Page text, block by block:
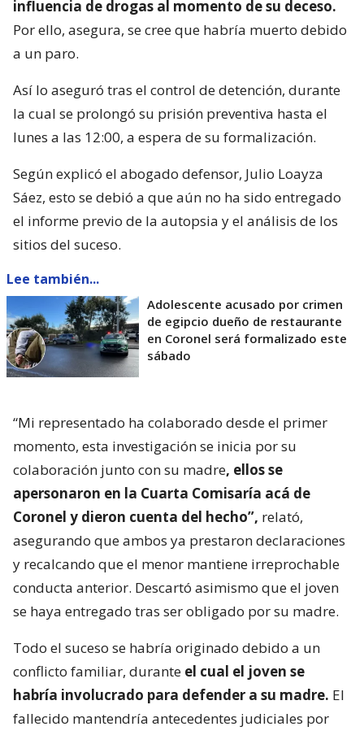
influencia de drogas al momento de su deceso.
Por ello, asegura, se cree que habría muerto debido
a un paro.
Así lo aseguró tras el control de detención, durante
la cual se prolongó su prisión preventiva hasta el
lunes a las 12:00, a espera de su formalización.
Según explicó el abogado defensor, Julio Loayza
Sáez, esto se debió a que aún no ha sido entregado
el informe previo de la autopsia y el análisis de los
sitios del suceso.
Lee también...
Adolescente acusado por crimen
de egipcio dueño de restaurante
en Coronel será formalizado este
sábado
“Mi representado ha colaborado desde el primer
momento, esta investigación se inicia por su
colaboración junto con su madre, ellos se
apersonaron en la Cuarta Comisaría acá de
Coronel y dieron cuenta del hecho”, relató,
asegurando que ambos ya prestaron declaraciones
y recalcando que el menor mantiene irreprochable
conducta anterior. Descartó asimismo que el joven
se haya entregado tras ser obligado por su madre.
Todo el suceso se habría originado debido a un
conflicto familiar, durante el cual el joven se
habría involucrado para defender a su madre. El
fallecido mantendría antecedentes judiciales por